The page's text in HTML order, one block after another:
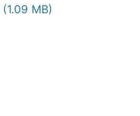
(1.09 MB)